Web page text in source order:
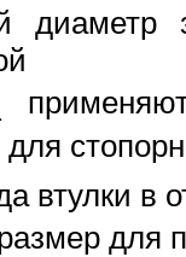
диаметр
для
втулки в
для